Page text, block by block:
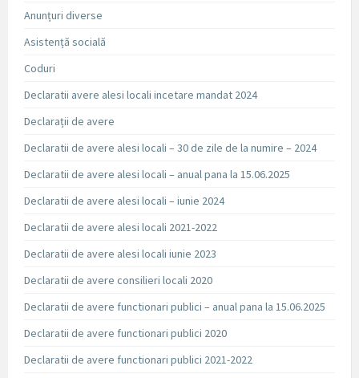
Anunțuri diverse
Asistență socială
Coduri
Declaratii avere alesi locali incetare mandat 2024
Declarații de avere
Declaratii de avere alesi locali – 30 de zile de la numire – 2024
Declaratii de avere alesi locali – anual pana la 15.06.2025
Declaratii de avere alesi locali – iunie 2024
Declaratii de avere alesi locali 2021-2022
Declaratii de avere alesi locali iunie 2023
Declaratii de avere consilieri locali 2020
Declaratii de avere functionari publici – anual pana la 15.06.2025
Declaratii de avere functionari publici 2020
Declaratii de avere functionari publici 2021-2022